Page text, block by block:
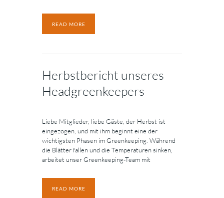
READ MORE
Herbstbericht unseres
Headgreenkeepers
Liebe Mitglieder, liebe Gäste, der Herbst ist
eingezogen, und mit ihm beginnt eine der
wichtigsten Phasen im Greenkeeping. Während
die Blätter fallen und die Temperaturen sinken,
arbeitet unser Greenkeeping-Team mit
READ MORE